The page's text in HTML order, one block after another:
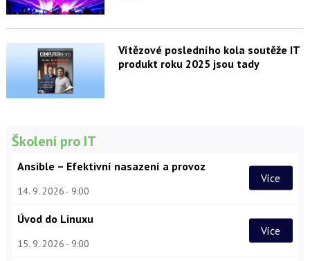
Vítězové posledního kola soutěže IT
produkt roku 2025 jsou tady
Školení pro IT
Ansible – Efektivní nasazení a provoz
14. 9. 2026 9:00
Více
Úvod do Linuxu
15. 9. 2026 9:00
Více